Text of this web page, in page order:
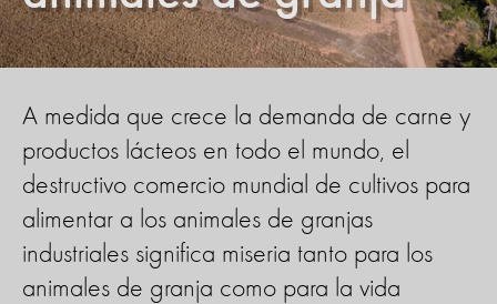
A medida que crece la demanda de carne y
productos lácteos en todo el mundo, el
destructivo comercio mundial de cultivos para
alimentar a los animales de granjas
industriales significa miseria tanto para los
animales de granja como para la vida